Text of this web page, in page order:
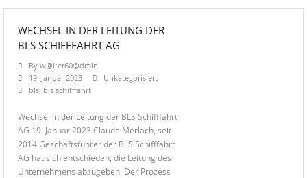
WECHSEL IN DER LEITUNG DER
BLS SCHIFFFAHRT AG
By w@lter60@dmin
19. Januar 2023
Unkategorisiert
bls, bls schifffahrt
Wechsel in der Leitung der BLS Schifffahrt
AG 19. Januar 2023 Claude Merlach, seit
2014 Geschäftsführer der BLS Schifffahrt
AG hat sich entschieden, die Leitung des
Unternehmens abzugeben. Der Prozess